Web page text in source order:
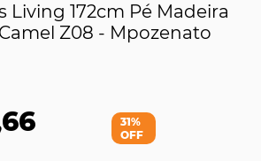
Living 172cm Pé Madeira
Z08 - Mpozenato
31%
OFF